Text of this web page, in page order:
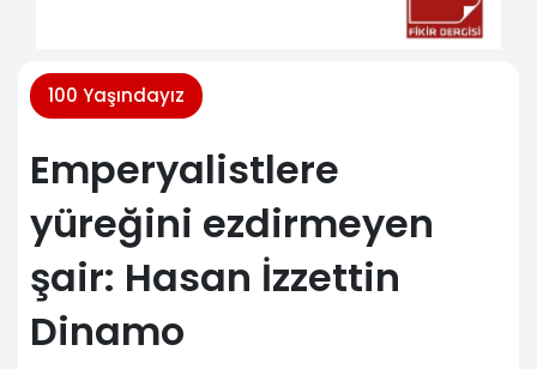
100 Yaşındayız
Emperyalistlere
yüreğini ezdirmeyen
şair: Hasan İzzettin
Dinamo